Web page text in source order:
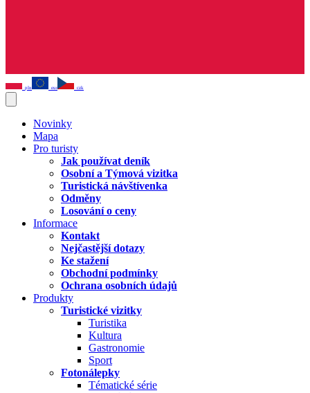
pln eur czk
Novinky
Mapa
Pro turisty
Jak používat deník
Osobní a Týmová vizitka
Turistická návštívenka
Odměny
Losování o ceny
Informace
Kontakt
Nejčastější dotazy
Ke stažení
Obchodní podmínky
Ochrana osobních údajů
Produkty
Turistické vizitky
Turistika
Kultura
Gastronomie
Sport
Fotonálepky
Tématické série